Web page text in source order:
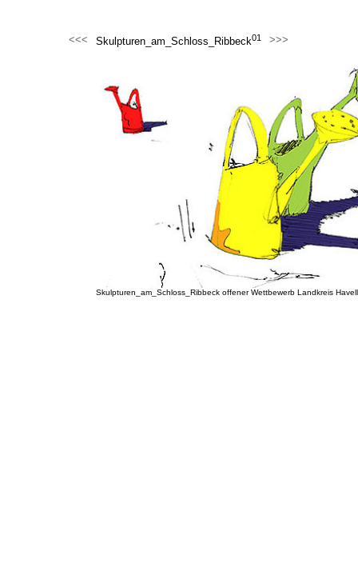
<<< Skulpturen_am_Schloss_Ribbeck01 >>>
Skulpturen_am_Schloss_Ribbeck offener Wettbewerb Landkreis